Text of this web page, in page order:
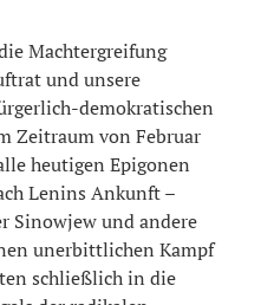
Machtergreifung
und unsere
demokratischen
Zeitraum von Februar
heutigen Epigonen
Lenins Ankunft –
Sinowjew und andere
unerbittlichen Kampf
schließlich in die